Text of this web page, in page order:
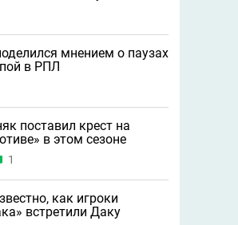
мнением о паузах
в РПЛ
поставил крест на
в этом сезоне
1
как игроки
встретили Даку